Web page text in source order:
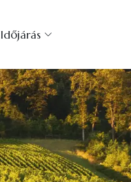
Időjárás